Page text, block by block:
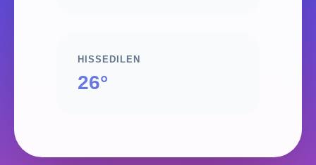
HISSEDILEN
26°